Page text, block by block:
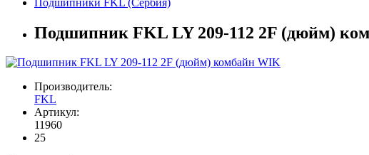
Подшипник FKL LY 209-112 2F (дюйм)
Производитель:
FKL
Артикул:
11960
25